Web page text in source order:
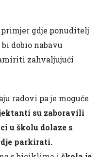
primjer gdje ponuditelj
dobio nabavu
zahvaljujući
radovi pa je moguće
su zaboravili
u školu dolaze s
parkirati.